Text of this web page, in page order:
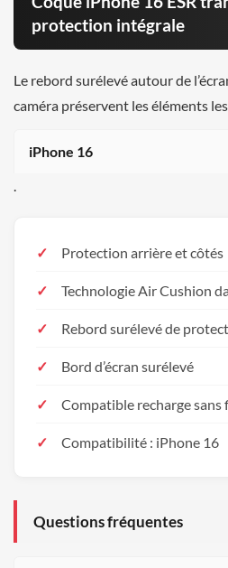
protection intégrale
Le rebord surélevé autour de
caméra préservent les éléments
iPhone 16
Protection arrière et côtés
Technologie Air Cushion
Rebord surélevé de
Bord d’écran surélevé
Compatible recharge sans
Compatibilité : iPhone 16
Questions fréquentes